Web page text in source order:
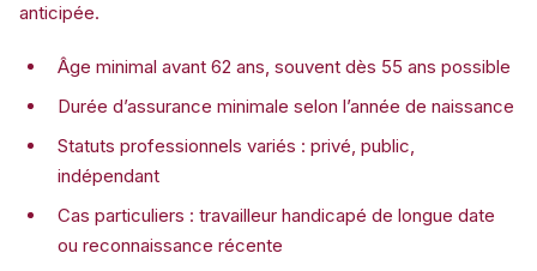
anticipée.
Âge minimal avant 62 ans, souvent dès 55 ans possible
Durée d’assurance minimale selon l’année de naissance
Statuts professionnels variés : privé, public,
indépendant
Cas particuliers : travailleur handicapé de longue date
ou reconnaissance récente